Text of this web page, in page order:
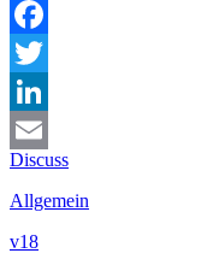
Facebook
Twitter
LinkedIn
Email
Discuss
Allgemein
v18